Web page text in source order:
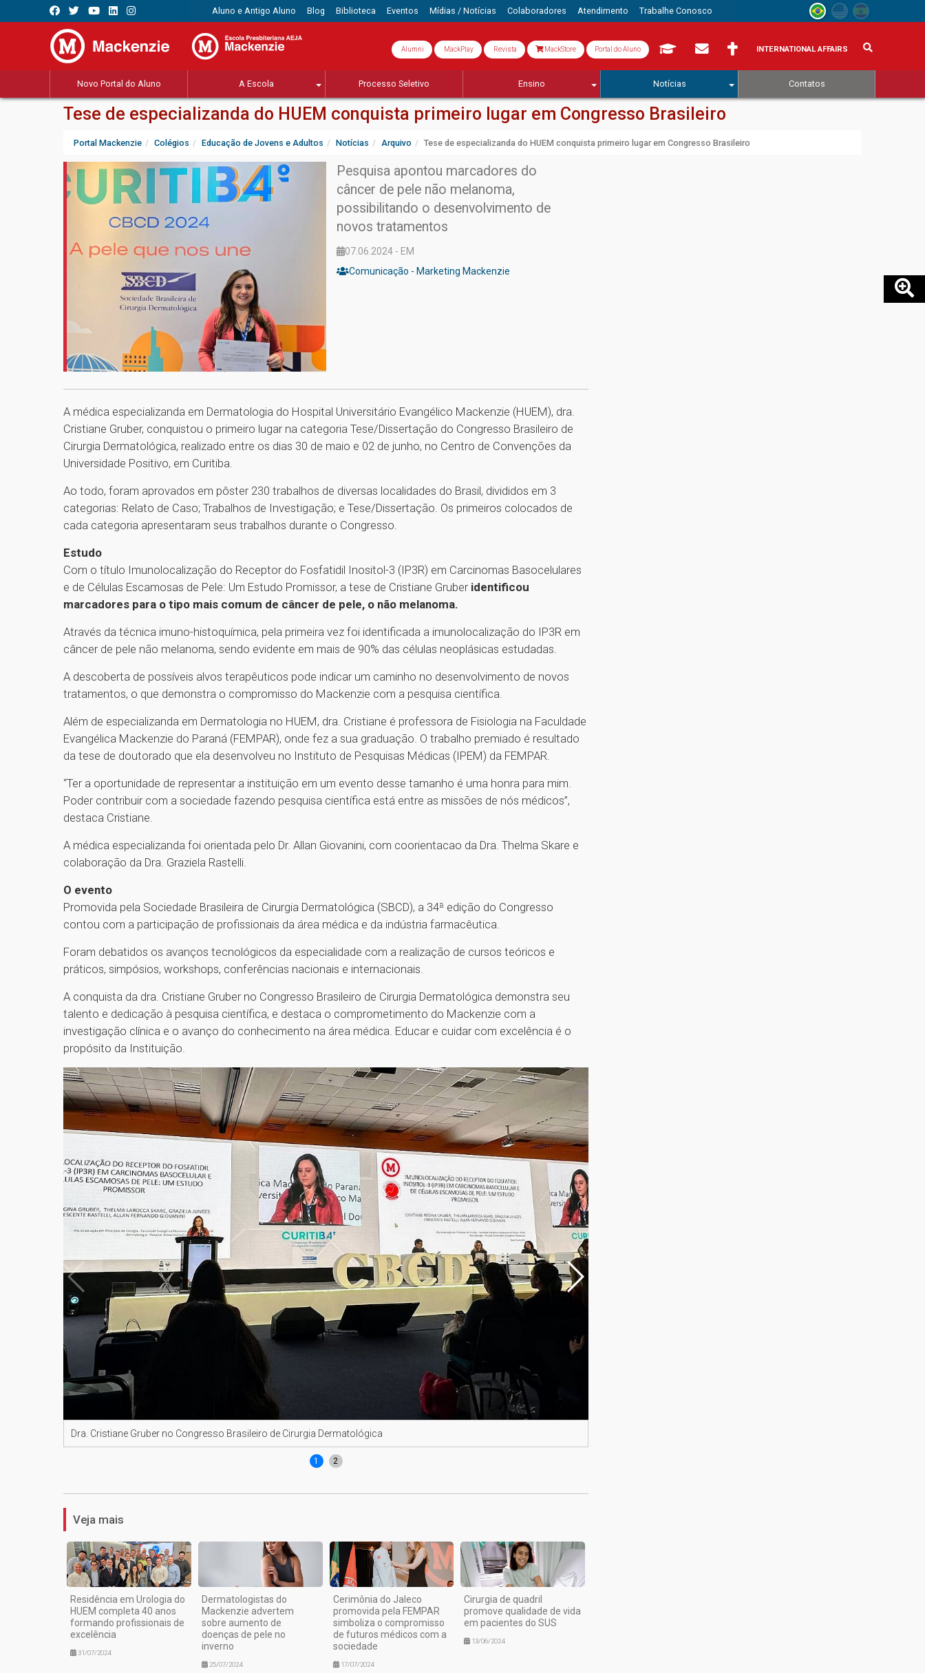
Aluno e Antigo Aluno Blog Biblioteca Eventos Mídias / Notícias Colaboradores Atendimento Trabalhe Conosco
Alumni MackPlay Revista MackStore Portal do Aluno INTERNATIONAL AFFAIRS
Novo Portal do Aluno A Escola Processo Seletivo Ensino Notícias Contatos
Tese de especializanda do HUEM conquista primeiro lugar em Congresso Brasileiro
Portal Mackenzie Colégios Educação de Jovens e Adultos Notícias Arquivo Tese de especializanda do HUEM conquista primeiro lugar em Congresso Brasileiro
Pesquisa apontou marcadores do
câncer de pele não melanoma,
possibilitando o desenvolvimento de
novos tratamentos
07.06.2024 - EM
Comunicação - Marketing Mackenzie
A médica especializanda em Dermatologia do Hospital Universitário Evangélico Mackenzie (HUEM), dra.
Cristiane Gruber, conquistou o primeiro lugar na categoria Tese/Dissertação do Congresso Brasileiro de
Cirurgia Dermatológica, realizado entre os dias 30 de maio e 02 de junho, no Centro de Convenções da
Universidade Positivo, em Curitiba.
Ao todo, foram aprovados em pôster 230 trabalhos de diversas localidades do Brasil, divididos em 3
categorias: Relato de Caso; Trabalhos de Investigação; e Tese/Dissertação. Os primeiros colocados de
cada categoria apresentaram seus trabalhos durante o Congresso.
Estudo
Com o título Imunolocalização do Receptor do Fosfatidil Inositol-3 (IP3R) em Carcinomas Basocelulares
e de Células Escamosas de Pele: Um Estudo Promissor, a tese de Cristiane Gruber identificou
marcadores para o tipo mais comum de câncer de pele, o não melanoma.
Através da técnica imuno-histoquímica, pela primeira vez foi identificada a imunolocalização do IP3R em
câncer de pele não melanoma, sendo evidente em mais de 90% das células neoplásicas estudadas.
A descoberta de possíveis alvos terapêuticos pode indicar um caminho no desenvolvimento de novos
tratamentos, o que demonstra o compromisso do Mackenzie com a pesquisa científica.
Além de especializanda em Dermatologia no HUEM, dra. Cristiane é professora de Fisiologia na Faculdade
Evangélica Mackenzie do Paraná (FEMPAR), onde fez a sua graduação. O trabalho premiado é resultado
da tese de doutorado que ela desenvolveu no Instituto de Pesquisas Médicas (IPEM) da FEMPAR.
“Ter a oportunidade de representar a instituição em um evento desse tamanho é uma honra para mim.
Poder contribuir com a sociedade fazendo pesquisa científica está entre as missões de nós médicos”,
destaca Cristiane.
A médica especializanda foi orientada pelo Dr. Allan Giovanini, com coorientacao da Dra. Thelma Skare e
colaboração da Dra. Graziela Rastelli.
O evento
Promovida pela Sociedade Brasileira de Cirurgia Dermatológica (SBCD), a 34ª edição do Congresso
contou com a participação de profissionais da área médica e da indústria farmacêutica.
Foram debatidos os avanços tecnológicos da especialidade com a realização de cursos teóricos e
práticos, simpósios, workshops, conferências nacionais e internacionais.
A conquista da dra. Cristiane Gruber no Congresso Brasileiro de Cirurgia Dermatológica demonstra seu
talento e dedicação à pesquisa científica, e destaca o comprometimento do Mackenzie com a
investigação clínica e o avanço do conhecimento na área médica. Educar e cuidar com excelência é o
propósito da Instituição.
Dra. Cristiane Gruber no Congresso Brasileiro de Cirurgia Dermatológica
1 2
Veja mais
Residência em Urologia do
HUEM completa 40 anos
formando profissionais de
excelência
31/07/2024
Dermatologistas do
Mackenzie advertem
sobre aumento de
doenças de pele no
inverno
25/07/2024
Cerimônia do Jaleco
promovida pela FEMPAR
simboliza o compromisso
de futuros médicos com a
sociedade
17/07/2024
Cirurgia de quadril
promove qualidade de vida
em pacientes do SUS
13/06/2024